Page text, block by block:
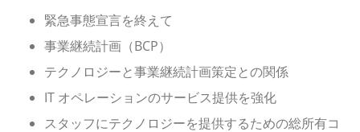
緊急事態宣言を終えて
事業継続計画（BCP）
テクノロジーと事業継続計画策定との関係
IT オペレーションのサービス提供を強化
スタッフにテクノロジーを提供するための総所有コ